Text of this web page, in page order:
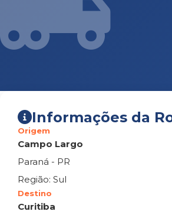
Informações da
Origem
Campo Largo
Paraná - PR
Região: Sul
Destino
Curitiba